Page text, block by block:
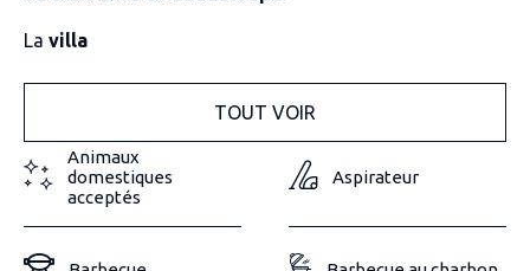
La villa
TOUT VOIR
Animaux
domestiques
acceptés
Aspirateur